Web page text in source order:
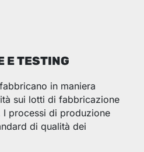
E TESTING
in maniera
sui lotti di fabbricazione
processi di produzione
di qualità dei